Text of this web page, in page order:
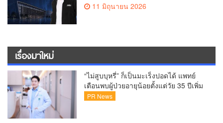
ความเชื่อมั่นเศรษฐกิจดิจิทัล
11 มิถุนายน 2026
เรื่องมาใหม่
“ไม่สูบบุหรี่” ก็เป็นมะเร็งปอดได้ แพทย์
เตือนพบผู้ป่วยอายุน้อยตั้งแต่วัย 35 ปีเพิ่ม
ขึ้นคนไทยกว่า 70% รู้ตัวเมื่อโรคลุกลาม
PR News